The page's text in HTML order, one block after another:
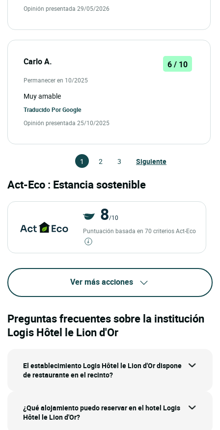
Opinión presentada 29/05/2026
Carlo A. 6 / 10
Permanecer en 10/2025
Muy amable
Traducido PorGoogle
Opinión presentada 25/10/2025
1 2 3 Siguiente
Act-Eco : Estancia sostenible
8/10
Puntuación basada en 70 criterios Act-Eco
Ver más acciones
Preguntas frecuentes sobre la institución
Logis Hôtel le Lion d'Or
El establecimiento Logis Hôtel le Lion d'Or dispone
de restaurante en el recinto?
¿Qué alojamiento puedo reservar en el hotel Logis
Hôtel le Lion d'Or?